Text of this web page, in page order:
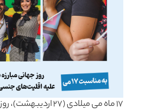
۱۷ ماه می میلادی (۲۷